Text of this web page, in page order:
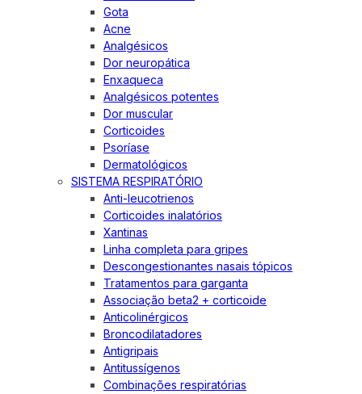
Gota
Acne
Analgésicos
Dor neuropática
Enxaqueca
Analgésicos potentes
Dor muscular
Corticoides
Psoríase
Dermatológicos
SISTEMA RESPIRATÓRIO
Anti-leucotrienos
Corticoides inalatórios
Xantinas
Linha completa para gripes
Descongestionantes nasais tópicos
Tratamentos para garganta
Associação beta2 + corticoide
Anticolinérgicos
Broncodilatadores
Antigripais
Antitussígenos
Combinações respiratórias